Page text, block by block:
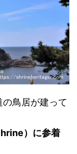
鳥居が建って
） に参着